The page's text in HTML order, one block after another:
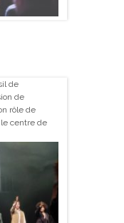
de
de
rôle de
centre de